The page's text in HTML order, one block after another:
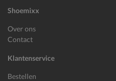
Shoemixx
Over ons
Contact
Klantenservice
Bestellen